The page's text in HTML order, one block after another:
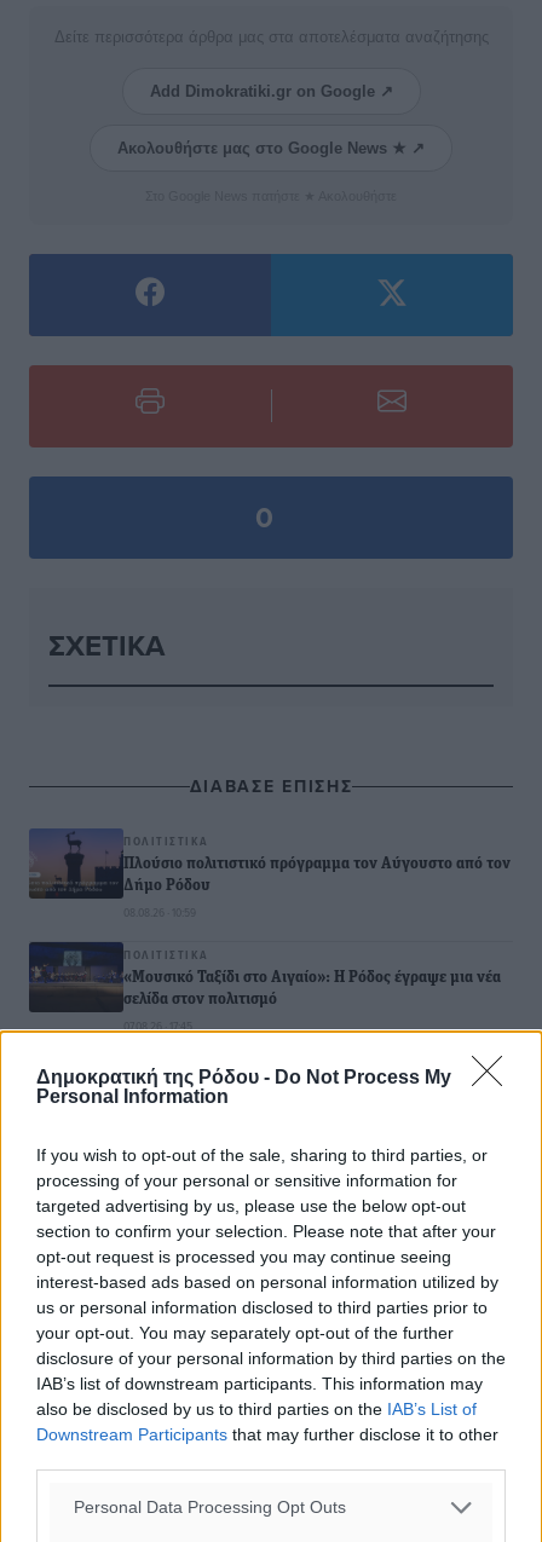
Δημοκρατική της Ρόδου - Do Not Process My
Personal Information
If you wish to opt-out of the sale, sharing to third parties, or
processing of your personal or sensitive information for
targeted advertising by us, please use the below opt-out
section to confirm your selection. Please note that after your
opt-out request is processed you may continue seeing
interest-based ads based on personal information utilized by
us or personal information disclosed to third parties prior to
your opt-out. You may separately opt-out of the further
disclosure of your personal information by third parties on the
IAB’s list of downstream participants. This information may
also be disclosed by us to third parties on the IAB’s List of
Downstream Participants that may further disclose it to other
Personal Data Processing Opt Outs
Δείτε περισσότερα άρθρα μας στα αποτελέσματα αναζήτησης
Add Dimokratiki.gr on Google ↗
Ακολουθήστε μας στο Google News ★ ↗
0
ΣΧΕΤΙΚΆ
ΔΙΑΒΑΣΕ ΕΠΙΣΗΣ
ΠΟΛΙΤΙΣΤΙΚΆ
Πλούσιο πολιτιστικό πρόγραμμα τον Αύγουστο από τον
Δήμο Ρόδου
08.08.26 · 10:59
ΠΟΛΙΤΙΣΤΙΚΆ
«Μουσικό Ταξίδι στο Αιγαίο»: Η Ρόδος έγραψε μια νέα
σελίδα στον πολιτισμό
07.08.26 · 17:45
ΠΟΛΙΤΙΣΤΙΚΆ
Το Yucatan Show έρχεται στη Ρόδο με τον Frankie Lluc
Σχολιασμός Άρθρου
Τα σχόλια εκφράζουν αποκλειστικά τον εκάστοτε
σχολιαστή. Η Δημοκρατική δεν υιοθετεί αυτές τις
απόψεις. Διατηρούμε το δικαίωμα να διαγράψουμε όποια
σχόλια θεωρούμε προσβλητικά ή περιέχουν ύβρεις, χωρίς
καμμία προειδοποίηση. Χρήστες που δεν τηρούν τους
όρους χρήσης αποκλείονται.